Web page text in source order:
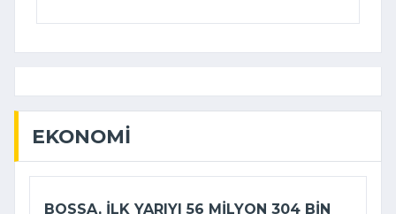
EKONOMI
BOSSA, ILK YARIYI 56 MILYON 304 BIN